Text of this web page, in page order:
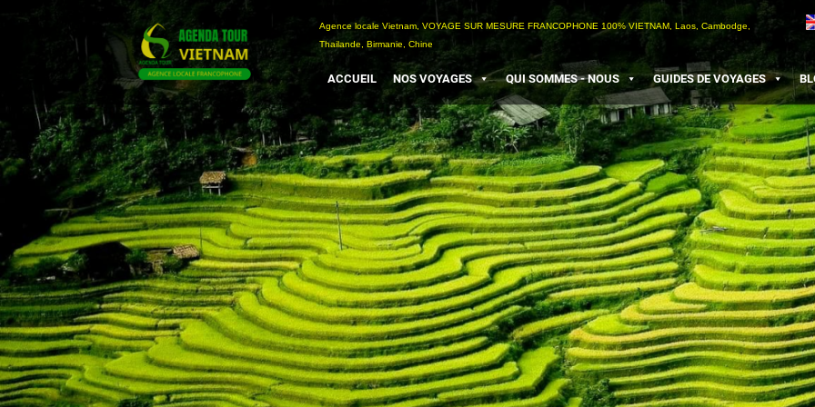
Passer
Agence locale Vietnam, VOYAGE SUR MESURE FRANCOPHONE 100% VIETNAM, Laos, Cambodge,
Thailande, Birmanie, Chine
ACCUEIL NOS VOYAGES QUI SOMMES - NOUS GUIDES DE VOYAGES